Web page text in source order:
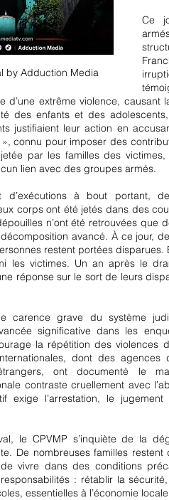
by Adduction Media
Ce
d’une extrême violence, causant
des enfants et des
justifiaient leur action en
connu pour imposer des
par les familles des
lien avec des groupes armés.
d’exécutions à bout portant,
corps ont été jetés dans des
n’ont été retrouvées que
avancé. À ce jour,
restent portées disparues.
les victimes. Un an après le
réponse sur le sort de leurs
carence grave du système
significative dans les
la répétition des violences
dont des
ont documenté le
contraste cruellement avec
exige l’arrestation, le
le CPVMP s’inquiète de la
De nombreuses familles
vivre dans des conditions
: rétablir la
essentielles à l’économie